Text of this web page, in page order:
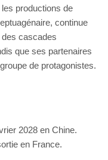
productions de
continue
cascades
que ses partenaires
de protagonistes.
2028 en Chine.
en France.